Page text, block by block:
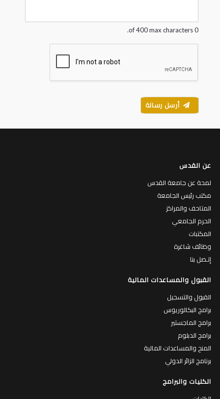
*
0 of 400 max characters.
أرسل رسالة
عن القدس
لمحة عن جامعة القدس
مكتب رئيس الجامعة
المتاحف والمراكز
الحرم الجامعي
المكتبات
وظائف شاغرة
إتـصل بنا
القبول والمساعدات المالية
القبول والتسجيل
برامج البكالوريوس
برامج الماجستير
برامج الدبلوم
المنح والمساعدات المالية
برنامج الزائر الدولي
الكليات والبرامج